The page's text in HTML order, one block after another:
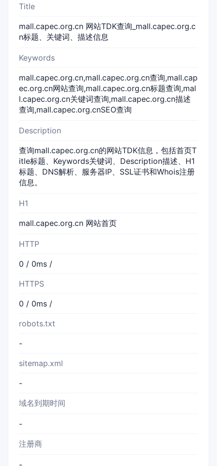
Title
mall.capec.org.cn 网站TDK查询_mall.capec.org.c
n标题、关键词、描述信息
Keywords
mall.capec.org.cn,mall.capec.org.cn查询,mall.cap
ec.org.cn网站查询,mall.capec.org.cn标题查询,mal
l.capec.org.cn关键词查询,mall.capec.org.cn描述
查询,mall.capec.org.cnSEO查询
Description
查询mall.capec.org.cn的网站TDK信息，包括首页T
itle标题、Keywords关键词、Description描述、H1
标题、DNS解析、服务器IP、SSL证书和Whois注册
信息。
H1
mall.capec.org.cn 网站首页
HTTP
0 / 0ms /
HTTPS
0 / 0ms /
robots.txt
-
sitemap.xml
-
域名到期时间
-
注册商